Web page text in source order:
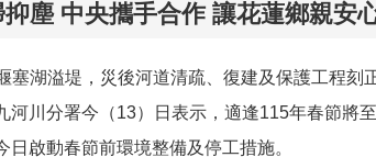
塵 中央攜手合作 讓花蓮鄉親安
湖溢堤，災後河道清疏、復建及保護工程刻
河川分署今（13）日表示，適逢115年春節將
啟動春節前環境整備及停工措施。